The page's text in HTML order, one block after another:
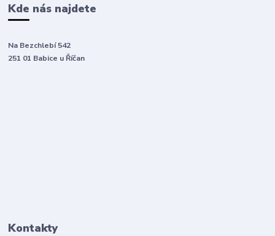
Kde nás najdete
Na Bezchlebí 542
251 01 Babice u Říčan
Kontakty